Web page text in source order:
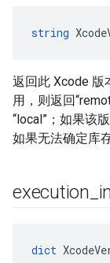
string
返回此 Xcode 版
用，则返回
“local”；如果该
如果无法确定库
execution
dict